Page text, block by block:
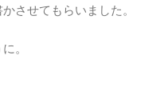
させてもらいました。
。